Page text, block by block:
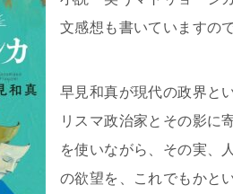
文感想も書いていますの
早見和真が現代の政界と
リスマ政治家とその影に
を使いながら、その実、
の欲望を、これでもかと